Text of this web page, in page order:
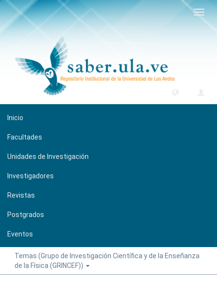
Inicio
Facultades
Unidades de Investigación
Investigadores
Revistas
Postgrados
Eventos
Temas (Grupo de Investigación Científica y de la Enseñanza
de la Física (GRINCEF))